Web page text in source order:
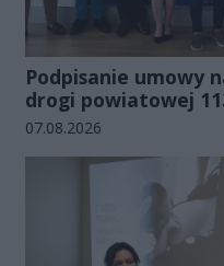
Podpisanie umowy
drogi powiatowej
Błotnica - Jedlanka
Data dodania galerii:
07.08.2026